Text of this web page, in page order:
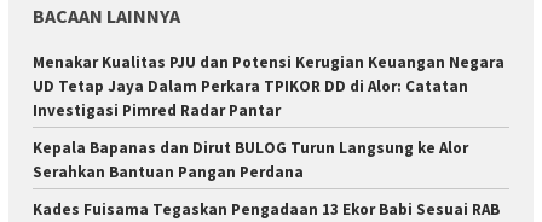
BACAAN LAINNYA
Menakar Kualitas PJU dan Potensi Kerugian Keuangan Negara
UD Tetap Jaya Dalam Perkara TPIKOR DD di Alor: Catatan
Investigasi Pimred Radar Pantar
Kepala Bapanas dan Dirut BULOG Turun Langsung ke Alor
Serahkan Bantuan Pangan Perdana
Kades Fuisama Tegaskan Pengadaan 13 Ekor Babi Sesuai RAB